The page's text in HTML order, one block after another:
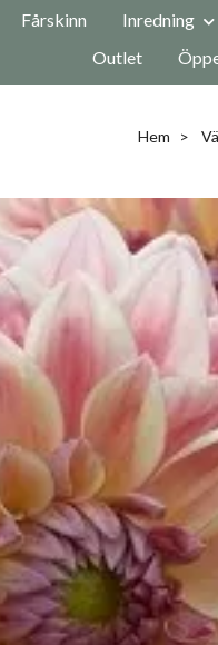
Fårskinn Inredning
Outlet
Hem